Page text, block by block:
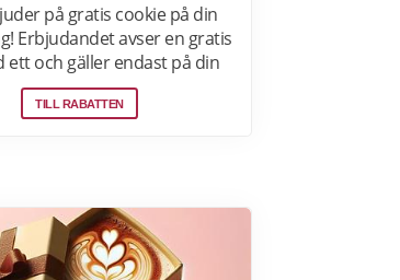
på gratis cookie på din
Erbjudandet avser en gratis
ett och gäller endast på din
vid ett tillfälle, mot
av legitimation, och på
TILL RABATTEN